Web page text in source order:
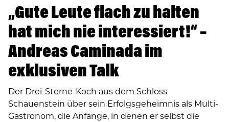
„Gute Leute flach zu halten
hat mich nie interessiert!“ –
Andreas Caminada im
exklusiven Talk
Der Drei-Sterne-Koch aus dem Schloss
Schauenstein über sein Erfolgsgeheimnis als Multi-
Gastronom, die Anfänge, in denen er selbst die